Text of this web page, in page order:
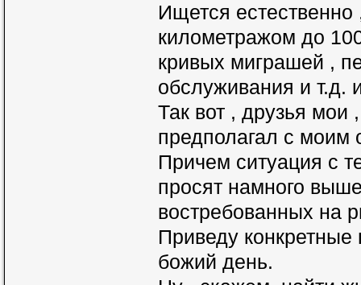
Ищется
километражом до
кривых миграшей ,
обслуживания и т.д.
Так вот , друзья
предполагал с моим
Причем ситуация с
просят намного
востребованных на
Приведу
божий день.